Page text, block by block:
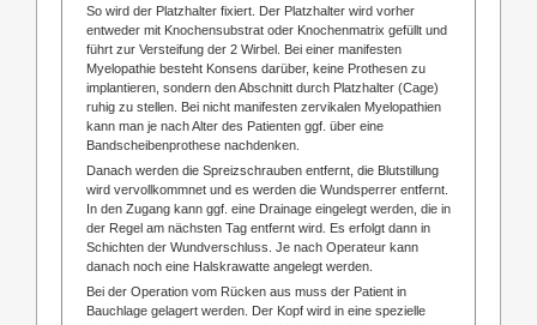
So wird der Platzhalter fixiert. Der Platzhalter wird vorher
entweder mit Knochensubstrat oder Knochenmatrix gefüllt und
führt zur Versteifung der 2 Wirbel. Bei einer manifesten
Myelopathie besteht Konsens darüber, keine Prothesen zu
implantieren, sondern den Abschnitt durch Platzhalter (Cage)
ruhig zu stellen. Bei nicht manifesten zervikalen Myelopathien
kann man je nach Alter des Patienten ggf. über eine
Bandscheibenprothese nachdenken.
Danach werden die Spreizschrauben entfernt, die Blutstillung
wird vervollkommnet und es werden die Wundsperrer entfernt.
In den Zugang kann ggf. eine Drainage eingelegt werden, die in
der Regel am nächsten Tag entfernt wird. Es erfolgt dann in
Schichten der Wundverschluss. Je nach Operateur kann
danach noch eine Halskrawatte angelegt werden.
Bei der Operation vom Rücken aus muss der Patient in
Bauchlage gelagert werden. Der Kopf wird in eine spezielle